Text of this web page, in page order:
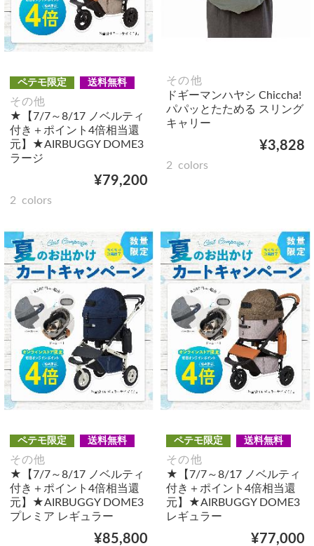
ペテモ限定 送料無料
その他
★【7/7～8/17 ノベルティ
付き＋ポイント4倍相当還
元】★AIRBUGGY DOME3
ラージ
¥79,200
2 colors
その他
ドギーマンハヤシ Chiccha!
パパッとたためる スリング
キャリー
¥3,828
2 colors
ペテモ限定 送料無料
その他
★【7/7～8/17 ノベルティ
付き＋ポイント4倍相当還
元】★AIRBUGGY DOME3
プレミア レギュラー
¥85,800
ペテモ限定 送料無料
その他
★【7/7～8/17 ノベルティ
付き＋ポイント4倍相当還
元】★AIRBUGGY DOME3
レギュラー
¥77,000